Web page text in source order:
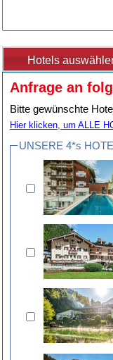
Anfrage an
Bitte gewünschte
Hier klicken, um ALLE
UNSERE 4*s